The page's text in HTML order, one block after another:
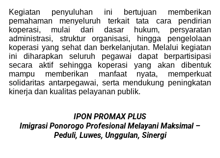
Kegiatan penyuluhan ini bertujuan memberikan
pemahaman menyeluruh terkait tata cara pendirian
koperasi, mulai dari dasar hukum, persyaratan
administrasi, struktur organisasi, hingga pengelolaan
koperasi yang sehat dan berkelanjutan. Melalui kegiatan
ini diharapkan seluruh pegawai dapat berpartisipasi
secara aktif sehingga koperasi yang akan dibentuk
mampu memberikan manfaat nyata, memperkuat
solidaritas antarpegawai, serta mendukung peningkatan
kinerja dan kualitas pelayanan publik.
IPON PROMAX PLUS
Imigrasi Ponorogo Profesional Melayani Maksimal –
Peduli, Luwes, Unggulan, Sinergi